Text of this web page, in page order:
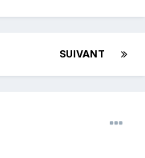
SUIVANT